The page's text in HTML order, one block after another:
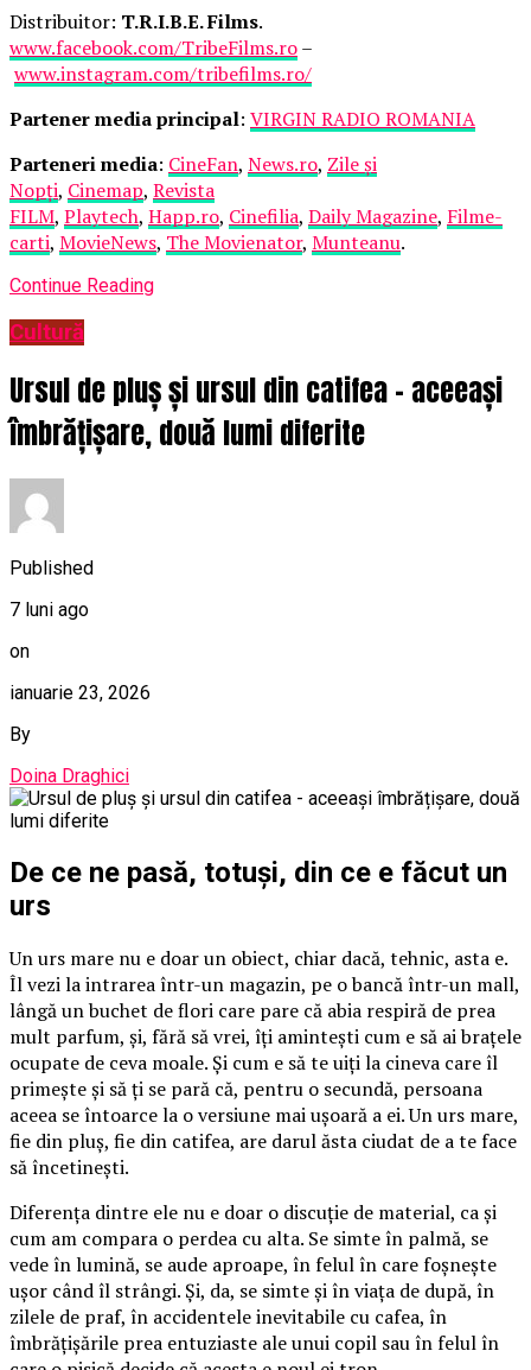
Distribuitor: T.R.I.B.E. Films.
www.facebook.com/TribeFilms.ro–
www.instagram.com/tribefilms.ro/
Partener media principal: VIRGIN RADIO ROMANIA
Parteneri media: CineFan, News.ro, Zile și
Nopți, Cinemap, Revista
FILM, Playtech, Happ.ro, Cinefilia, Daily Magazine, Filme-
carti, MovieNews, The Movienator, Munteanu.
Continue Reading
Cultură
Ursul de pluș și ursul din catifea – aceeași
îmbrățișare, două lumi diferite
Published
7 luni ago
on
ianuarie 23, 2026
By
Doina Draghici
De ce ne pasă, totuși, din ce e făcut un
urs
Un urs mare nu e doar un obiect, chiar dacă, tehnic, asta e.
Îl vezi la intrarea într-un magazin, pe o bancă într-un mall,
lângă un buchet de flori care pare că abia respiră de prea
mult parfum, și, fără să vrei, îți amintești cum e să ai brațele
ocupate de ceva moale. Și cum e să te uiți la cineva care îl
primește și să ți se pară că, pentru o secundă, persoana
aceea se întoarce la o versiune mai ușoară a ei. Un urs mare,
fie din pluș, fie din catifea, are darul ăsta ciudat de a te face
să încetinești.
Diferența dintre ele nu e doar o discuție de material, ca și
cum am compara o perdea cu alta. Se simte în palmă, se
vede în lumină, se aude aproape, în felul în care foșnește
ușor când îl strângi. Și, da, se simte și în viața de după, în
zilele de praf, în accidentele inevitabile cu cafea, în
îmbrățișările prea entuziaste ale unui copil sau în felul în